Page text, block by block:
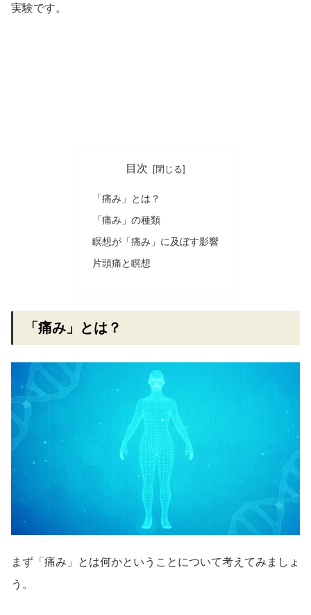
実験です。
目次
「痛み」とは？
「痛み」の種類
瞑想が「痛み」に及ぼす影響
片頭痛と瞑想
「痛み」とは？
まず「痛み」とは何かということについて考えてみましょ
う。